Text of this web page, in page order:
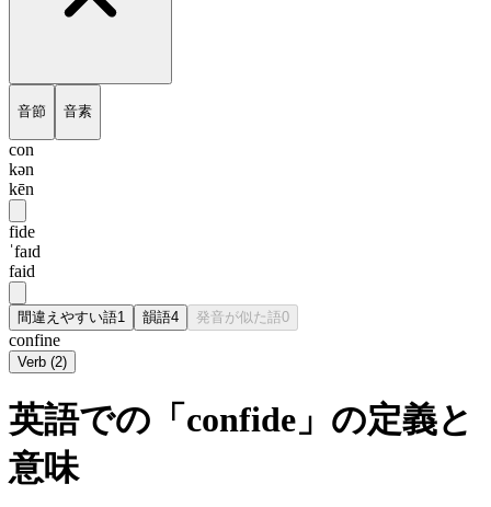
音節 音素
con
kən
kēn
fide
ˈfaɪd
faid
間違えやすい語1 韻語4 発音が似た語0
confine
Verb (2)
英語での「confide」の定義と
意味